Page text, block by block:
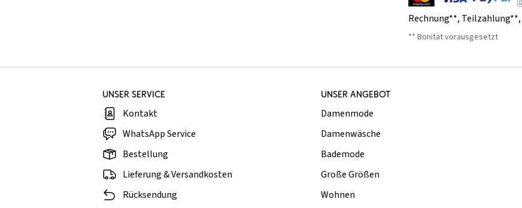
Rechnung**, Teilzahlung**,
** Bonität vorausgesetzt
UNSER SERVICE
Kontakt
WhatsApp Service
Bestellung
Lieferung & Versandkosten
Rücksendung
UNSER ANGEBOT
Damenmode
Damenwäsche
Bademode
Große Größen
Wohnen